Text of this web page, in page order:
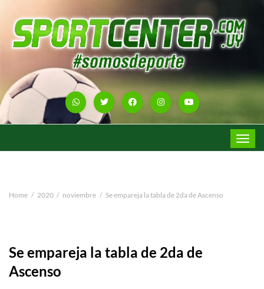
Toggle
Home 2020 noviembre Se empareja la tabla de 2da de Ascenso
Se empareja la tabla de 2da de
Ascenso